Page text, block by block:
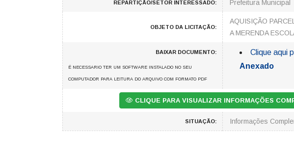
REPARTIÇÃO/SETOR INTERESSADO: Prefeitura Municipal
OBJETO DA LICITAÇÃO:
AQUISIÇÃO
A MERENDA
BAIXAR DOCUMENTO:
É NECESSARIO TER UM SOFTWARE INSTALADO NO SEU
COMPUTADOR PARA LEITURA DO ARQUIVO COM FORMATO PDF
Clique aqui
Anexado
CLIQUE PARA VISUALIZAR INFORMAÇÕES
SITUAÇÃO: Informações